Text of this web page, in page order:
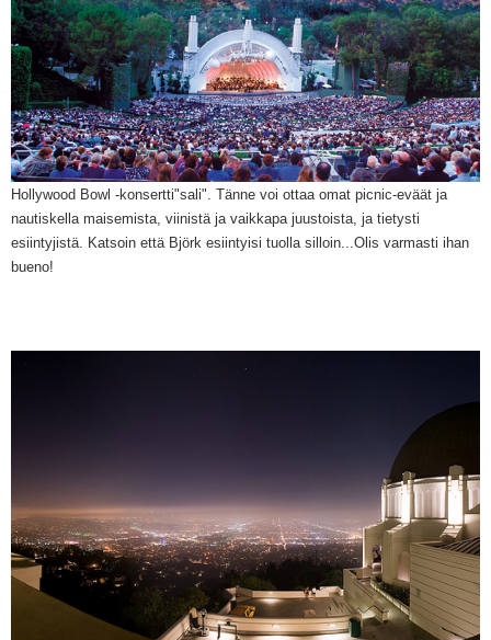
Hollywood Bowl -konsertti"sali" . Tänne voi ottaa omat picnic-eväät ja
nautiskella maisemista, viinistä ja vaikkapa juustoista, ja tietysti
esiintyjistä. Katsoin että Björk esiintyisi tuolla silloin...Olis varmasti ihan
bueno!